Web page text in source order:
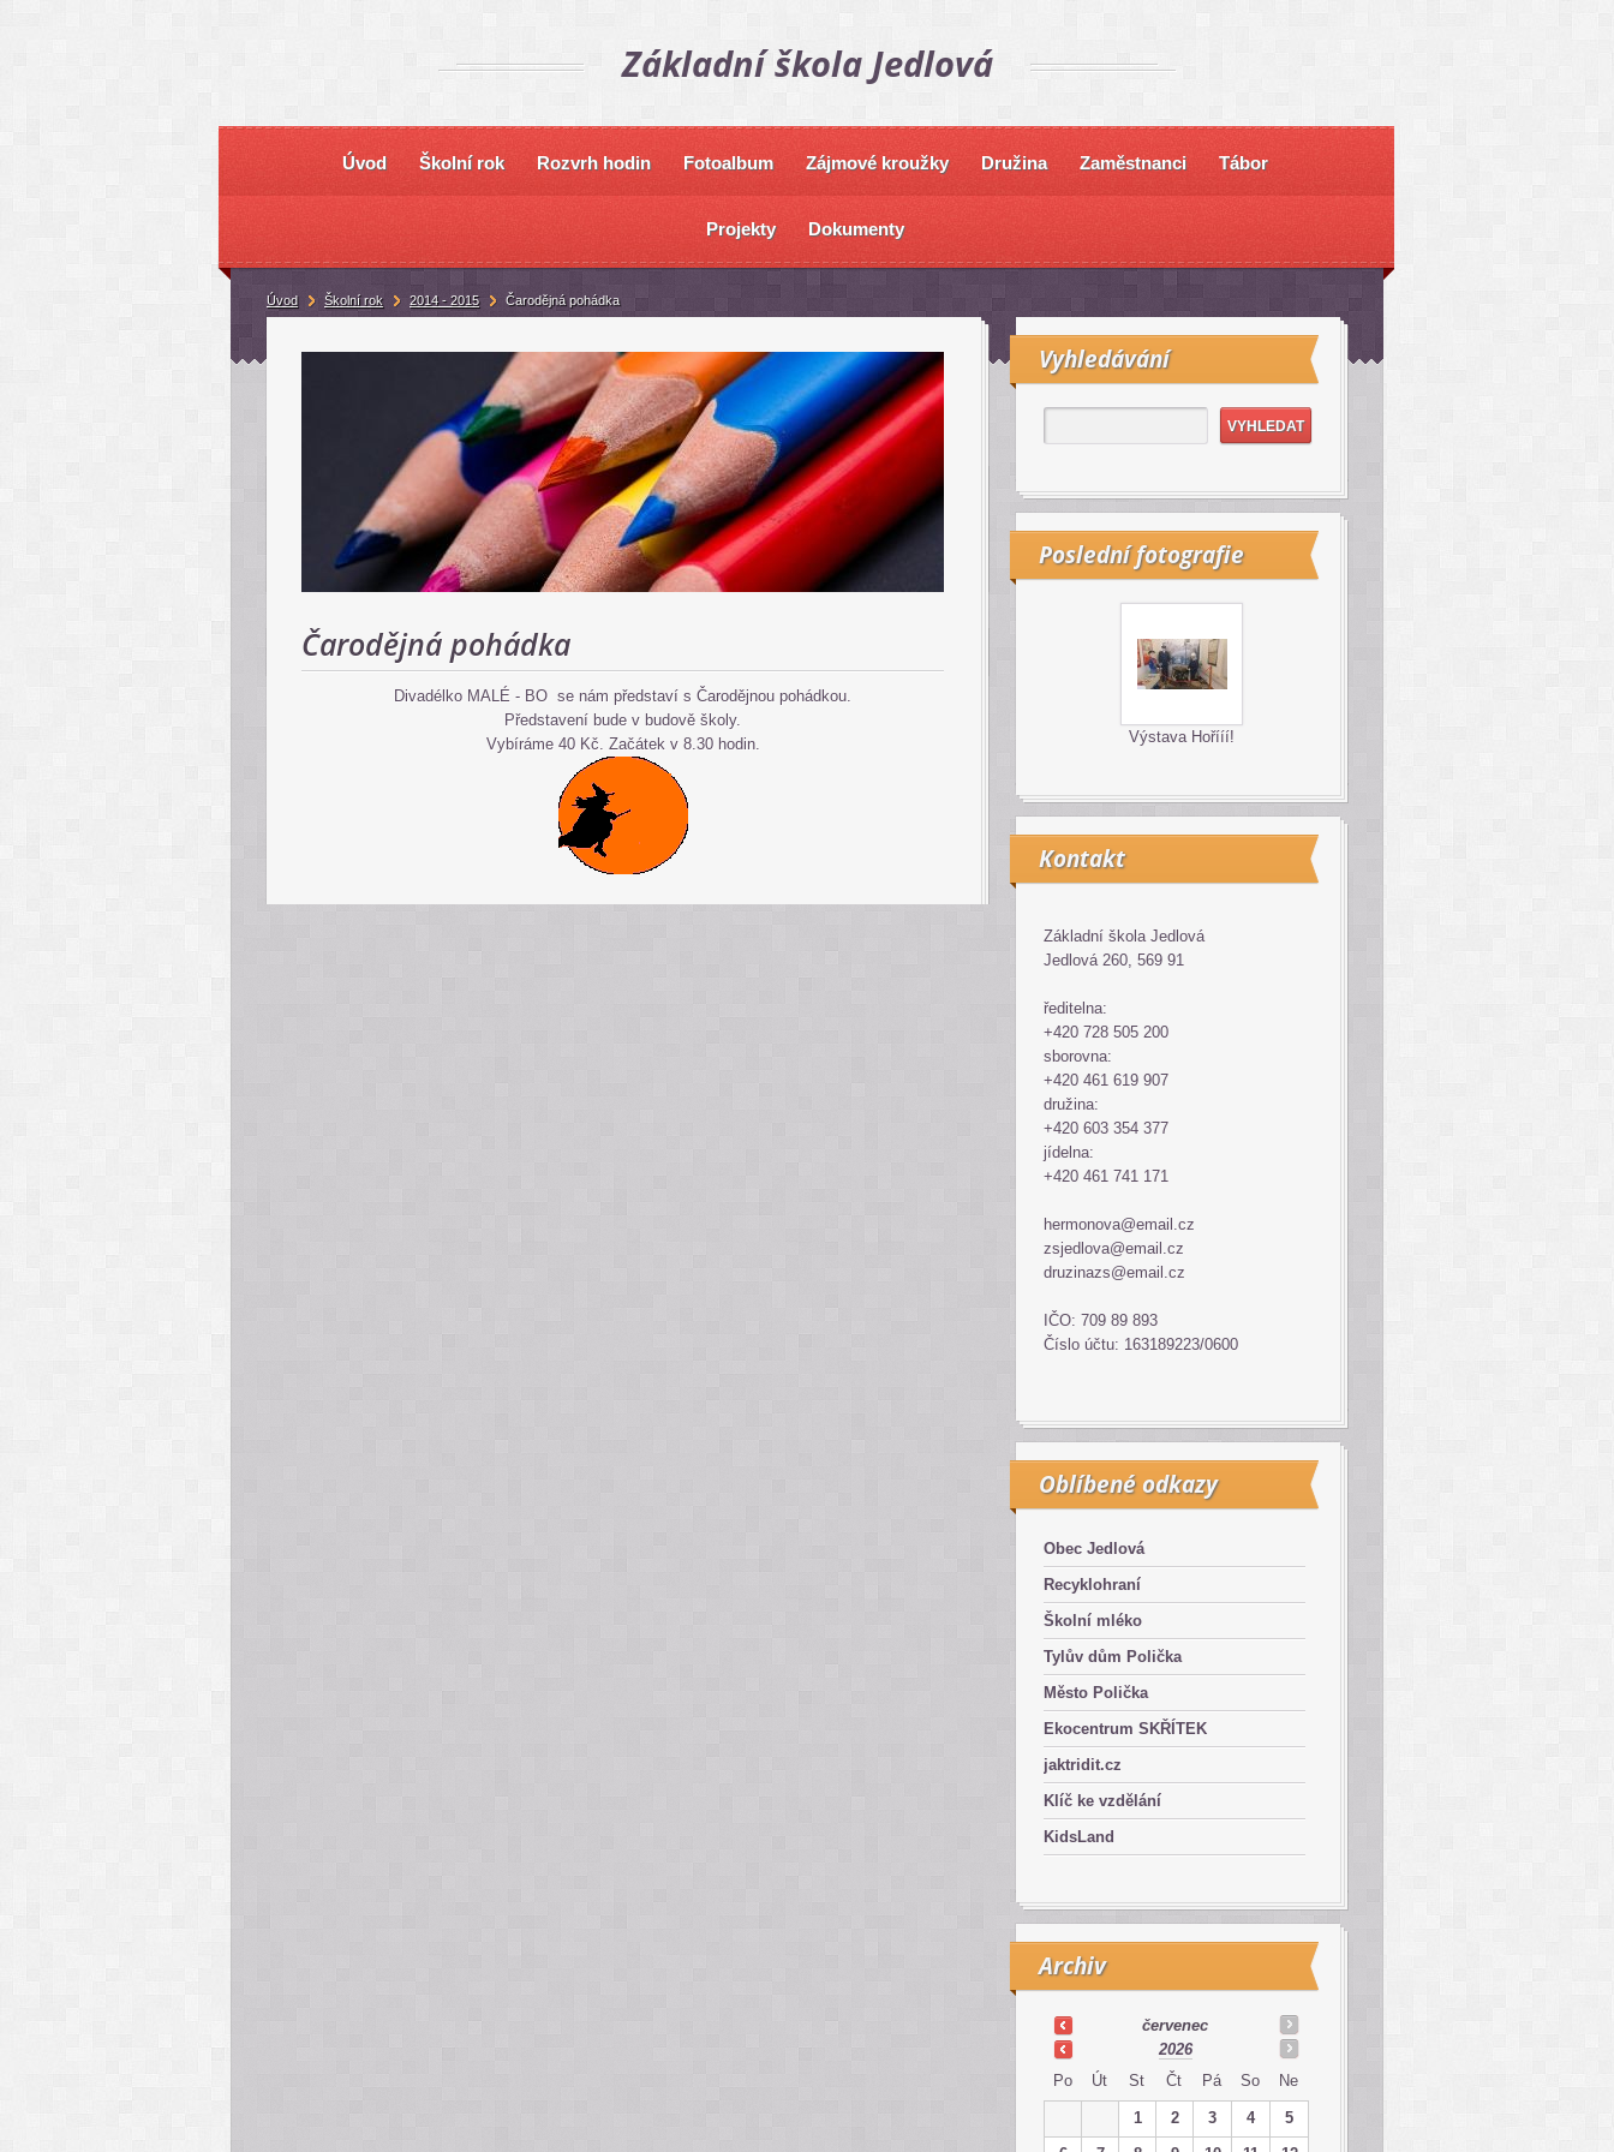
Základní škola Jedlová
Úvod Školní rok Rozvrh hodin Fotoalbum Zájmové kroužky Družina Zaměstnanci Tábor
Projekty Dokumenty
Čarodějná pohádka
Divadélko MALÉ - BO se nám představí s Čarodějnou pohádkou.
Představení bude v budově školy.
Vybíráme 40 Kč. Začátek v 8.30 hodin.
Vyhledávání
Poslední fotografie
Výstava Hořííí!
Kontakt
Základní škola Jedlová
Jedlová 260, 569 91
ředitelna:
+420 728 505 200
sborovna:
+420 461 619 907
družina:
+420 603 354 377
jídelna:
+420 461 741 171
hermonova@email.cz
zsjedlova@email.cz
druzinazs@email.cz
IČO: 709 89 893
Číslo účtu: 163189223/0600
Oblíbené odkazy
Obec Jedlová
Recyklohraní
Školní mléko
Tylův dům Polička
Město Polička
Ekocentrum SKŘÍTEK
jaktridit.cz
Klíč ke vzdělání
KidsLand
Archiv
červenec
2026
Po
Út St Čt Pá So Ne
1 2 3 4
5
Úvod Školní rok 2014 - 2015 Čarodějná pohádka